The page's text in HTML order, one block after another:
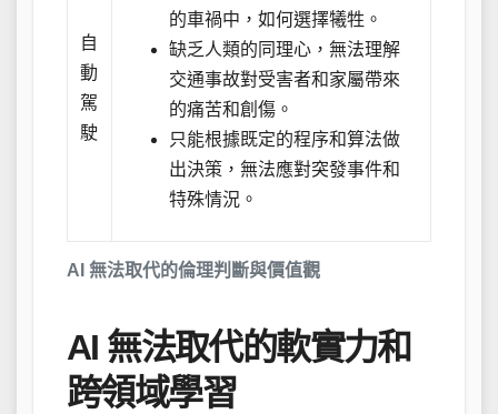
AI 無法取代的倫理判斷與價值觀
自
動
駕
駛
的車禍中，如何選擇犧牲。
缺乏人類的同理心，無法理解
交通事故對受害者和家屬帶來
的痛苦和創傷。
只能根據既定的程序和算法做
出決策，無法應對突發事件和
特殊情況。
AI 無法取代的軟實力和
跨領域學習